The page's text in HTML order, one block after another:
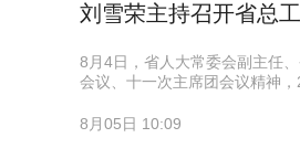
刘雪荣主持召开省总
8月4日，省人大常委会副主任
会议、十一次主席团会议精神
8月05日 10:09